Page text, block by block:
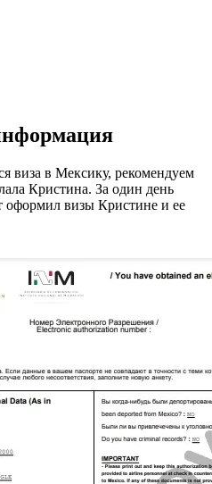
виза в Мексику, рекомендуем
Кристина. За один день
оформил визы Кристине и ее